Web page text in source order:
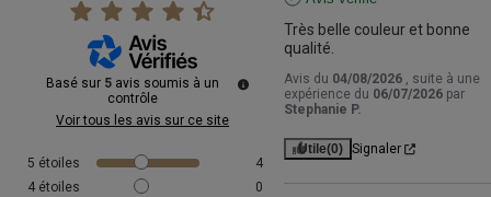
Basé sur 5 avis soumis à un
contrôle
Voir tous les avis sur ce site
5 étoiles
4
4 étoiles
0
Très belle couleur et bonne
qualité.
Avis du 04/08/2026 , suite à une
expérience du 06/07/2026 par
Stephanie P.
Utile(0) Signaler